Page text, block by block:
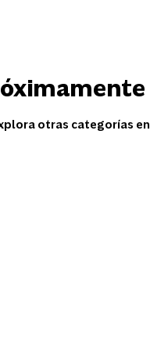
otras categorías